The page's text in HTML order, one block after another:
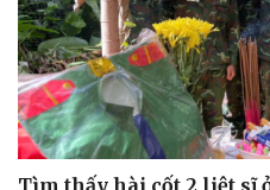
Tìm thấy hài cốt 2 liệt sĩ